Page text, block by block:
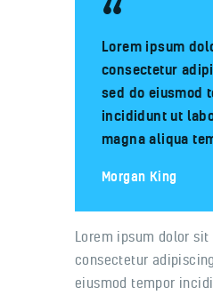
Lorem ipsum
consectetur
sed do eiusmod
incididunt ut
magna aliqua
Morgan King
Lorem ipsum dolor sit
consectetur
eiusmod tempor